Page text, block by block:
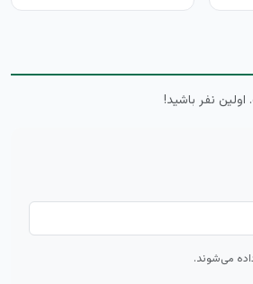
نفر باشید!
می‌شوند.